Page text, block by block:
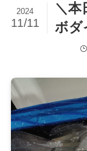
＼本
ボダ
2024
11/11